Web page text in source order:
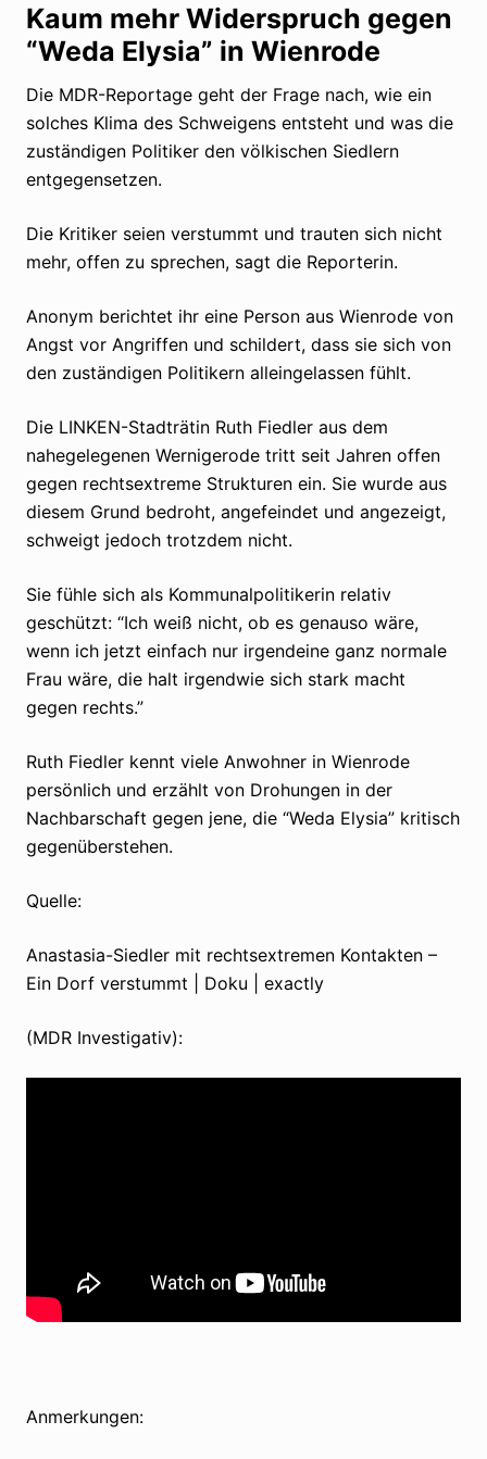
Kaum mehr Widerspruch gegen
“Weda Elysia” in Wienrode
Die MDR-Reportage geht der Frage nach, wie ein
solches Klima des Schweigens entsteht und was die
zuständigen Politiker den völkischen Siedlern
entgegensetzen.
Die Kritiker seien verstummt und trauten sich nicht
mehr, offen zu sprechen, sagt die Reporterin.
Anonym berichtet ihr eine Person aus Wienrode von
Angst vor Angriffen und schildert, dass sie sich von
den zuständigen Politikern alleingelassen fühlt.
Die LINKEN-Stadträtin Ruth Fiedler aus dem
nahegelegenen Wernigerode tritt seit Jahren offen
gegen rechtsextreme Strukturen ein. Sie wurde aus
diesem Grund bedroht, angefeindet und angezeigt,
schweigt jedoch trotzdem nicht.
Sie fühle sich als Kommunalpolitikerin relativ
geschützt: “Ich weiß nicht, ob es genauso wäre,
wenn ich jetzt einfach nur irgendeine ganz normale
Frau wäre, die halt irgendwie sich stark macht
gegen rechts.”
Ruth Fiedler kennt viele Anwohner in Wienrode
persönlich und erzählt von Drohungen in der
Nachbarschaft gegen jene, die “Weda Elysia” kritisch
gegenüberstehen.
Quelle:
Anastasia-Siedler mit rechtsextremen Kontakten –
Ein Dorf verstummt | Doku | exactly
(MDR Investigativ):
Anmerkungen: